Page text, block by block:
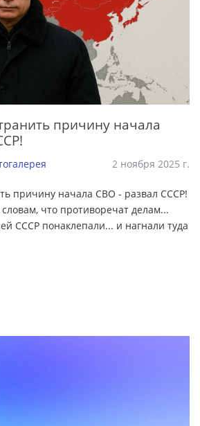
причину начала
2 ноября 2025 г.
причину начала СВО - развал СССР!
что противоречат делам...
СССР понаклепали... и нагнали туда